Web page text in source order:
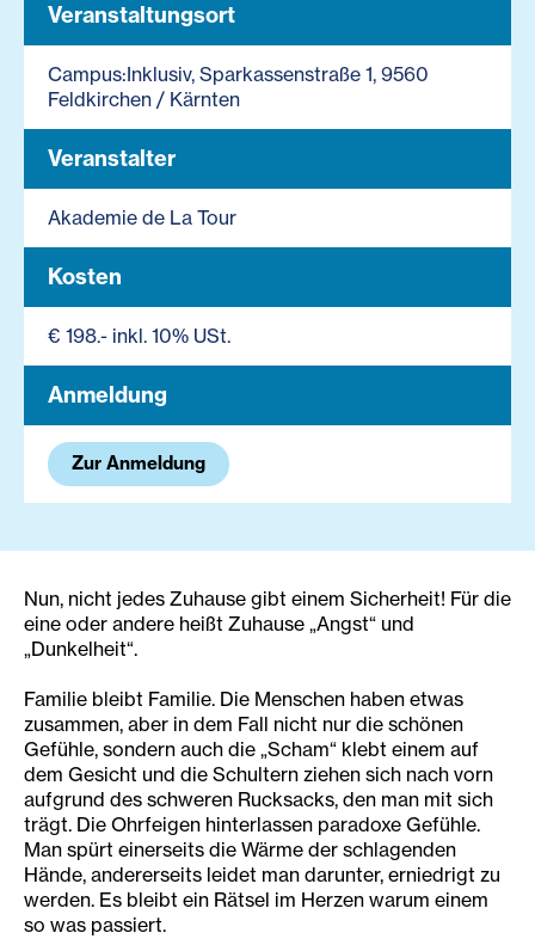
Veranstaltungsort
Campus:Inklusiv, Sparkassenstraße 1, 9560
Feldkirchen / Kärnten
Veranstalter
Akademie de La Tour
Kosten
€ 198.- inkl. 10% USt.
Anmeldung
Zur Anmeldung
Nun, nicht jedes Zuhause gibt einem Sicherheit! Für die
eine oder andere heißt Zuhause „Angst“ und
„Dunkelheit“.
Familie bleibt Familie. Die Menschen haben etwas
zusammen, aber in dem Fall nicht nur die schönen
Gefühle, sondern auch die „Scham“ klebt einem auf
dem Gesicht und die Schultern ziehen sich nach vorn
aufgrund des schweren Rucksacks, den man mit sich
trägt. Die Ohrfeigen hinterlassen paradoxe Gefühle.
Man spürt einerseits die Wärme der schlagenden
Hände, andererseits leidet man darunter, erniedrigt zu
werden. Es bleibt ein Rätsel im Herzen warum einem
so was passiert.